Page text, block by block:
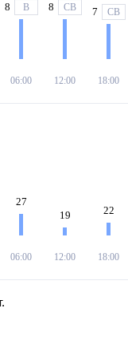
8 В
06:00
8 СВ
12:00
7 СВ
18:00
27
06:00
19
12:00
22
18:00